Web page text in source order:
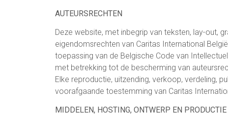
AUTEURSRECHTEN
Deze website, met inbegrip van teksten, lay-out,
eigendomsrechten van Caritas International
toepassing van de Belgische Code van
met betrekking tot de bescherming van
Elke reproductie, uitzending, verkoop, verdeling,
voorafgaande toestemming van Caritas
MIDDELEN, HOSTING, ONTWERP EN PRODUCTIE